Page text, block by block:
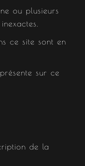
ou plusieurs
ce site sont en
sur ce
de la